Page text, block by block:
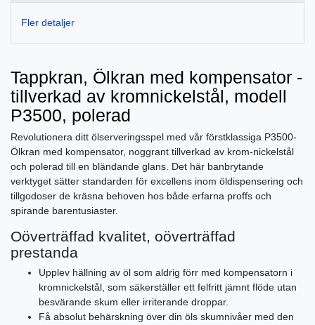
Fler detaljer
Tappkran, Ölkran med kompensator -
tillverkad av kromnickelstål, modell
P3500, polerad
Revolutionera ditt ölserveringsspel med vår förstklassiga P3500-
Ölkran med kompensator, noggrant tillverkad av krom-nickelstål
och polerad till en bländande glans. Det här banbrytande
verktyget sätter standarden för excellens inom öldispensering och
tillgodoser de kräsna behoven hos både erfarna proffs och
spirande barentusiaster.
Oöverträffad kvalitet, oöverträffad
prestanda
Upplev hällning av öl som aldrig förr med kompensatorn i
kromnickelstål, som säkerställer ett felfritt jämnt flöde utan
besvärande skum eller irriterande droppar.
Få absolut behärskning över din öls skumnivåer med den